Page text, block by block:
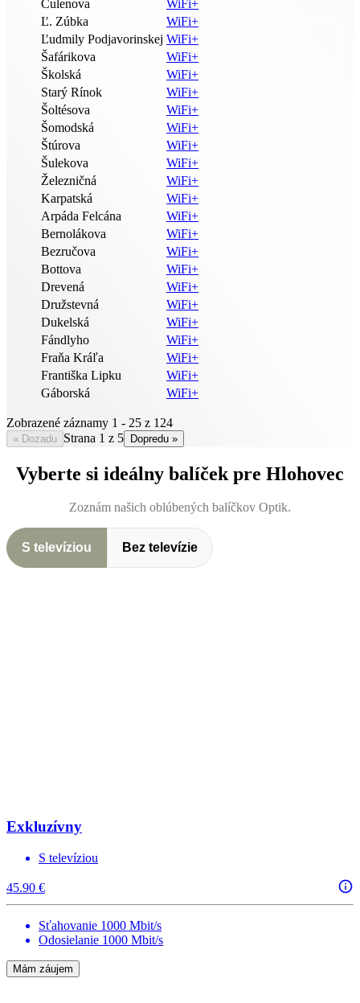
Čulenova
WiFi+
Ľ. Zúbka
WiFi+
Ľudmily Podjavorinskej WiFi+
Šafárikova
WiFi+
Školská
WiFi+
Starý Rínok
WiFi+
Šoltésova
WiFi+
Šomodská
WiFi+
Štúrova
WiFi+
Šulekova
WiFi+
Železničná
WiFi+
Karpatská
WiFi+
Arpáda Felcána
WiFi+
Bernolákova
WiFi+
Bezručova
WiFi+
Bottova
WiFi+
Drevená
WiFi+
Družstevná
WiFi+
Dukelská
WiFi+
Fándlyho
WiFi+
Fraňa Kráľa
WiFi+
Františka Lipku
WiFi+
Gáborská
WiFi+
Zobrazené záznamy 1 - 25 z 124
« Dozadu Strana 1 z 5 Dopredu »
Vyberte si ideálny balíček pre Hlohovec
Zoznám našich oblúbených balíčkov Optik.
S televíziou Bez televízie
Exkluzívny
S televíziou
45.90 €
Sťahovanie 1000 Mbit/s
Odosielanie 1000 Mbit/s
Mám záujem